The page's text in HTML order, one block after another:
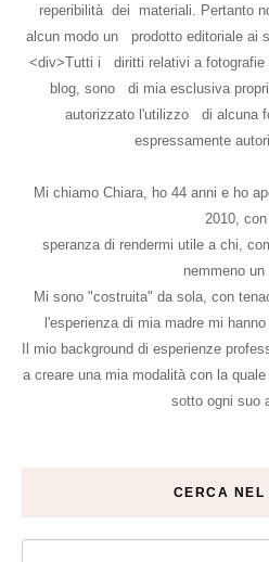
reperibilità dei materiali. Pertanto
alcun modo un prodotto editoriale ai
<div>Tutti i diritti relativi a fotografie
blog, sono di mia esclusiva
autorizzato l'utilizzo di alcuna
espressamente
Mi chiamo Chiara, ho 44 anni e ho
2010,
speranza di rendermi utile a chi,
nemmeno un
Mi sono "costruita" da sola, con
l'esperienza di mia madre mi
Il mio background di esperienze
a creare una mia modalità con la
sotto ogni suo
CERCA NEL